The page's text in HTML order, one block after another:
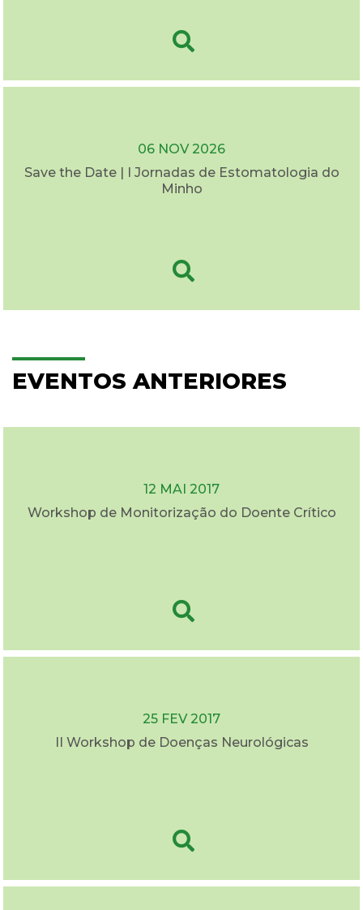
06 NOV 2026
Save the Date | I Jornadas de Estomatologia do
Minho
EVENTOS ANTERIORES
12 MAI 2017
Workshop de Monitorização do Doente Crítico
25 FEV 2017
II Workshop de Doenças Neurológicas